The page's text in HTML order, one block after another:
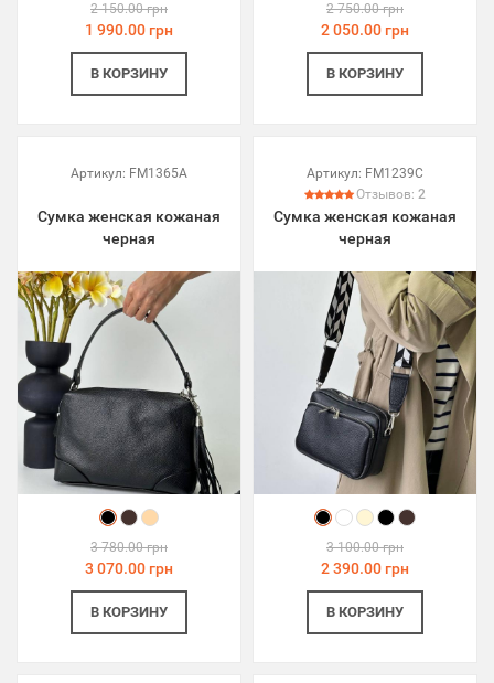
2 150.00 грн
1 990.00 грн
В КОРЗИНУ
2 750.00 грн
2 050.00 грн
В КОРЗИНУ
Артикул: FM1365A
Сумка женская кожаная
черная
3 780.00 грн
3 070.00 грн
В КОРЗИНУ
Артикул: FM1239C
Отзывов: 2
Сумка женская кожаная
черная
3 100.00 грн
2 390.00 грн
В КОРЗИНУ